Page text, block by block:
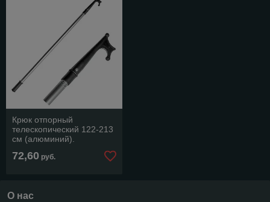
Крюк отпорный
телескопический 122-213
см (алюминий).
72,60 руб.
О нас